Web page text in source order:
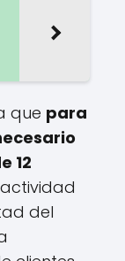
que para
12
del